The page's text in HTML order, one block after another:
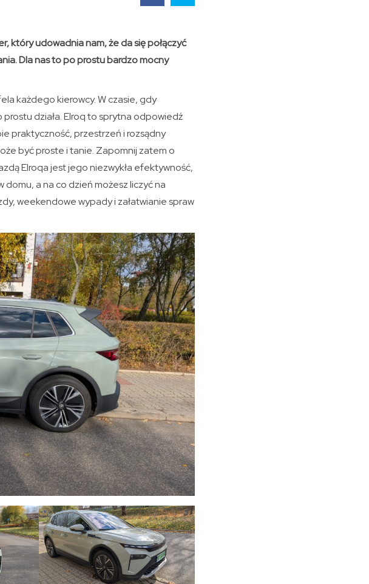
który udowadnia nam, że da się połączyć
Dla nas to po prostu bardzo mocny
każdego kierowcy. W czasie, gdy
działa. Elroq to sprytna odpowiedź
praktyczność, przestrzeń i rozsądny
być proste i tanie. Zapomnij zatem o
Elroqa jest jego niezwykła efektywność,
domu, a na co dzień możesz liczyć na
weekendowe wypady i załatwianie spraw